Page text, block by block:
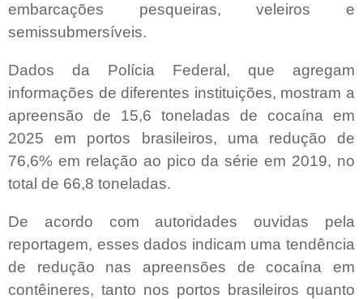
embarcações pesqueiras, veleiros e
semissubmersíveis.
Dados da Polícia Federal, que agregam
informações de diferentes instituições, mostram a
apreensão de 15,6 toneladas de cocaína em
2025 em portos brasileiros, uma redução de
76,6% em relação ao pico da série em 2019, no
total de 66,8 toneladas.
De acordo com autoridades ouvidas pela
reportagem, esses dados indicam uma tendência
de redução nas apreensões de cocaína em
contêineres, tanto nos portos brasileiros quanto